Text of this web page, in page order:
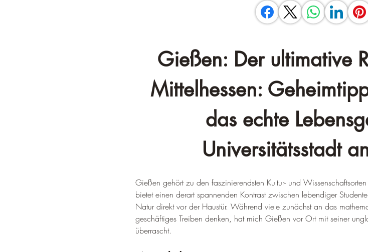
Gießen: Der ultimative
Mittelhessen:
das echte
Universitätsstadt
Gießen gehört zu den faszinierendsten Kultur- und
bietet einen derart spannenden Kontrast zwischen lebendiger
Natur direkt vor der Haustür. Während viele zunächst an das
geschäftiges Treiben denken, hat mich Gießen vor Ort mit seiner
überrascht.